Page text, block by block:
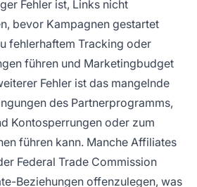
Fehler ist, Links nicht
bevor Kampagnen gestartet
fehlerhaftem Tracking oder
führen und Marketingbudget
Fehler ist das mangelnde
des Partnerprogramms,
Kontosperrungen oder zum
führen kann. Manche Affiliates
Federal Trade Commission
Beziehungen offenzulegen, was